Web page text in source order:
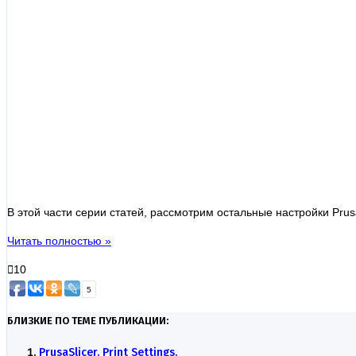
В этой части серии статей, рассмотрим остальные настройки
Читать полностью »
10
5
БЛИЗКИЕ ПО ТЕМЕ ПУБЛИКАЦИИ:
PrusaSlicer. Print Settings.